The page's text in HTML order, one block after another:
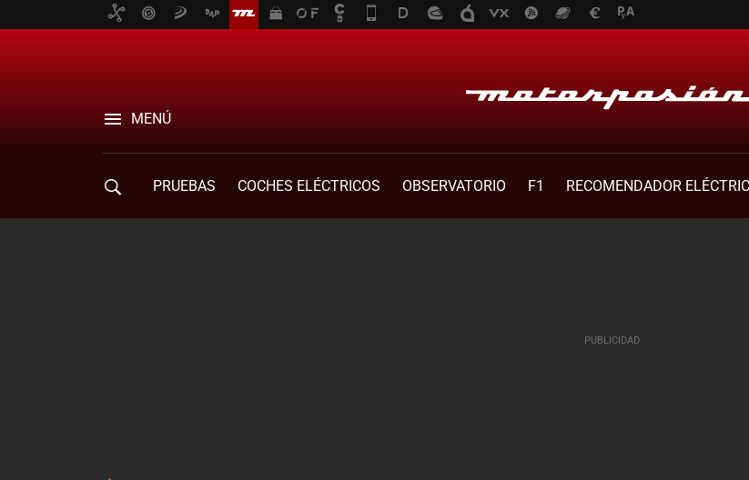
MENÚ
PRUEBAS COCHES ELÉCTRICOS OBSERVATORIO F1
RECOMENDADOR